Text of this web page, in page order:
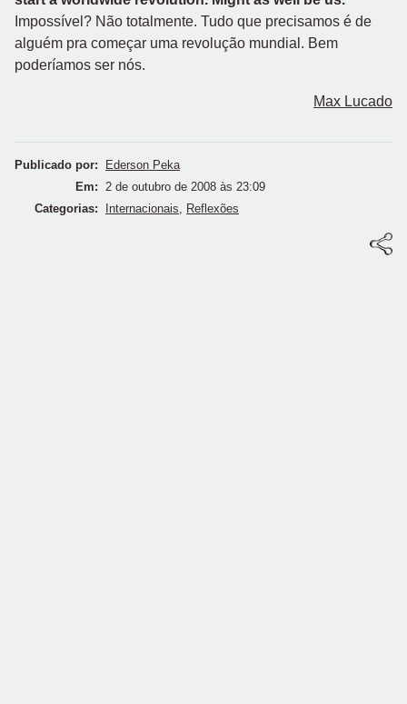
Impossível? Não totalmente. Tudo que precisamos é de
alguém pra começar uma revolução mundial. Bem
poderíamos ser nós.
Max Lucado
Publicado por:
Ederson Peka
Em: 2 de outubro de 2008 às 23:09
Categorias:
Internacionais, Reflexões